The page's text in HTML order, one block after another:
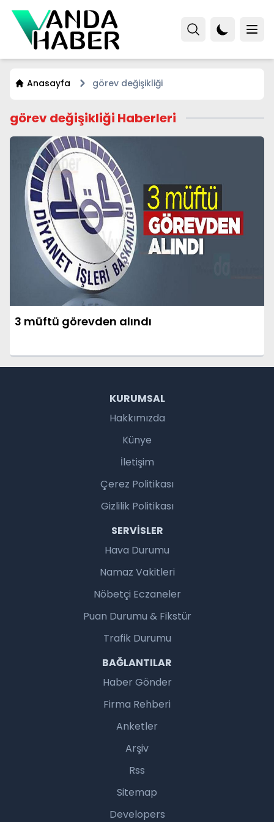
Anasayfa görev değişikliği
görev değişikliği Haberleri
3 müftü görevden alındı
KURUMSAL
Hakkımızda
Künye
İletişim
Çerez Politikası
Gizlilik Politikası
SERVISLER
Hava Durumu
Namaz Vakitleri
Nöbetçi Eczaneler
Puan Durumu & Fikstür
Trafik Durumu
BAĞLANTILAR
Haber Gönder
Firma Rehberi
Anketler
Arşiv
Rss
Sitemap
Developers